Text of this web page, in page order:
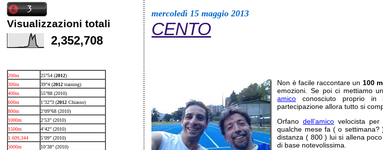
Visualizzazioni totali
2,352,708
200m 25”54 (2012)
300m
39”4 (2012 training)
400m
55”88 (2010)
600m
1’32”3 (2012 Chiasso)
800m
2’09”68 (2010)
1000m
2’53” (2010)
1500m
4’42” (2010)
1.609,344
5’09” (2010)
3000m
10’38” (2010)
mercoledì 15 maggio 2013
CENTO
Non è facile raccontare un 100
emozioni. Se poi ci mettiamo
amico conosciuto proprio in
partecipazione allora tutto si
Orfanodell’amico velocista
qualche mese fa ( o
distanza ( 800 ) lui si allena
di base notevolissima.